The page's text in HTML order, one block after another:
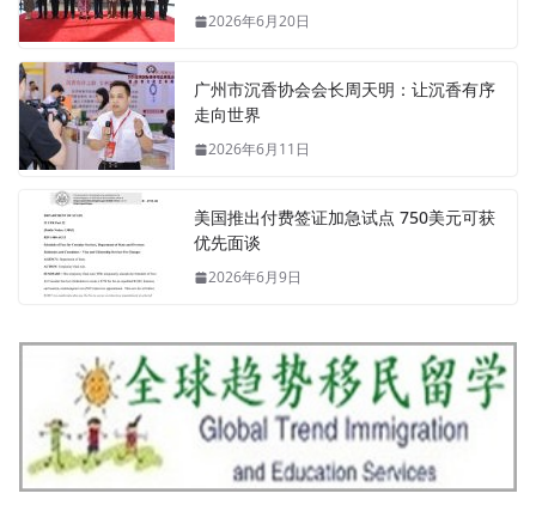
2026年6月20日
广州市沉香协会会长周天明：让沉香有序
走向世界
2026年6月11日
美国推出付费签证加急试点 750美元可获
优先面谈
2026年6月9日